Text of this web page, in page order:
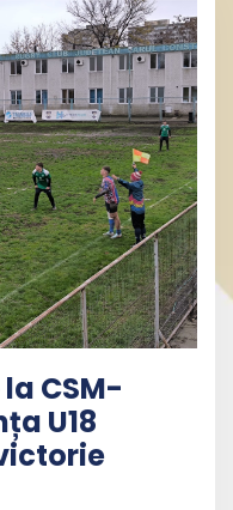
CSM-
U18